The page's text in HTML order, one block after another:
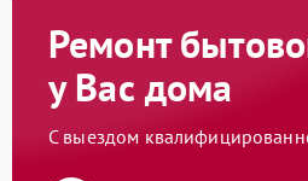
Ремонт
у Вас дома
С выездом